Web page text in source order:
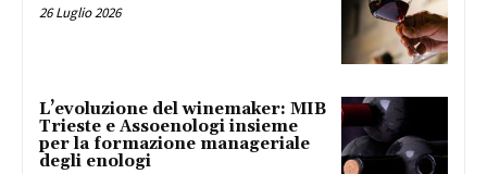
26 Luglio 2026
L’evoluzione del winemaker: MIB
Trieste e Assoenologi insieme
per la formazione manageriale
degli enologi